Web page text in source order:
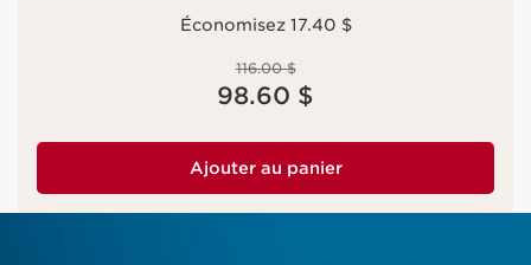
Économisez 17.40 $
116.00 $
98.60 $
Ajouter au panier